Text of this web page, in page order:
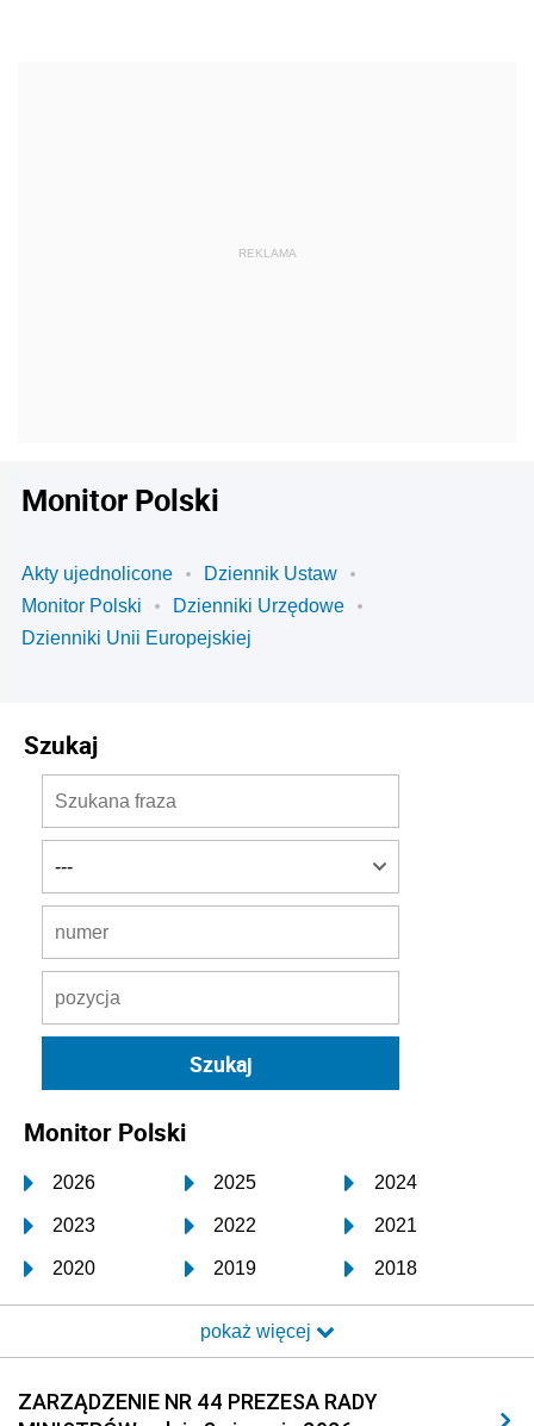
Monitor Polski
Akty ujednolicone
Dziennik Ustaw
Monitor Polski
Dzienniki Urzędowe
Dzienniki Unii Europejskiej
Szukaj
Monitor Polski
2026 2025 2024
2023 2022 2021
2020 2019 2018
2017 2016 2015
2014 2013 2012
2011 2010 2009
pokaż więcej
ZARZĄDZENIE NR 44 PREZESA RADY